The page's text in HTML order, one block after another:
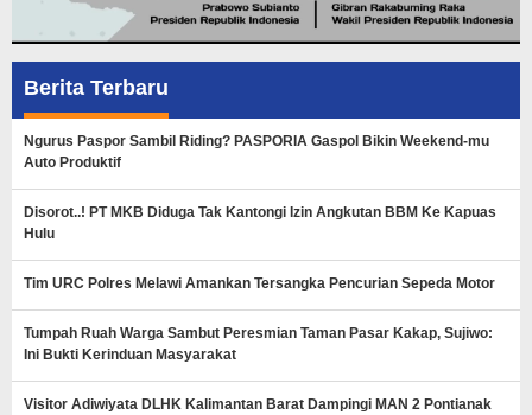
Berita Terbaru
Ngurus Paspor Sambil Riding? PASPORIA Gaspol Bikin Weekend-mu
Auto Produktif
Disorot..! PT MKB Diduga Tak Kantongi Izin Angkutan BBM Ke Kapuas
Hulu
Tim URC Polres Melawi Amankan Tersangka Pencurian Sepeda Motor
Tumpah Ruah Warga Sambut Peresmian Taman Pasar Kakap, Sujiwo:
Ini Bukti Kerinduan Masyarakat
Visitor Adiwiyata DLHK Kalimantan Barat Dampingi MAN 2 Pontianak